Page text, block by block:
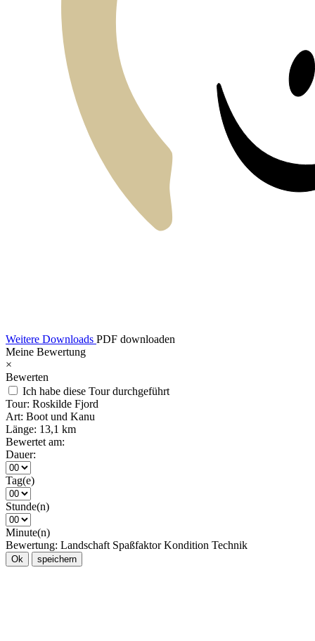
Weitere Downloads PDF downloaden
Meine Bewertung
×
Bewerten
Ich habe diese Tour durchgeführt
Tour: Roskilde Fjord
Art: Boot und Kanu
Länge: 13,1 km
Bewertet am:
Dauer:
Tag(e)
Stunde(n)
Minute(n)
Bewertung: Landschaft Spaßfaktor Kondition Technik
Ok speichern